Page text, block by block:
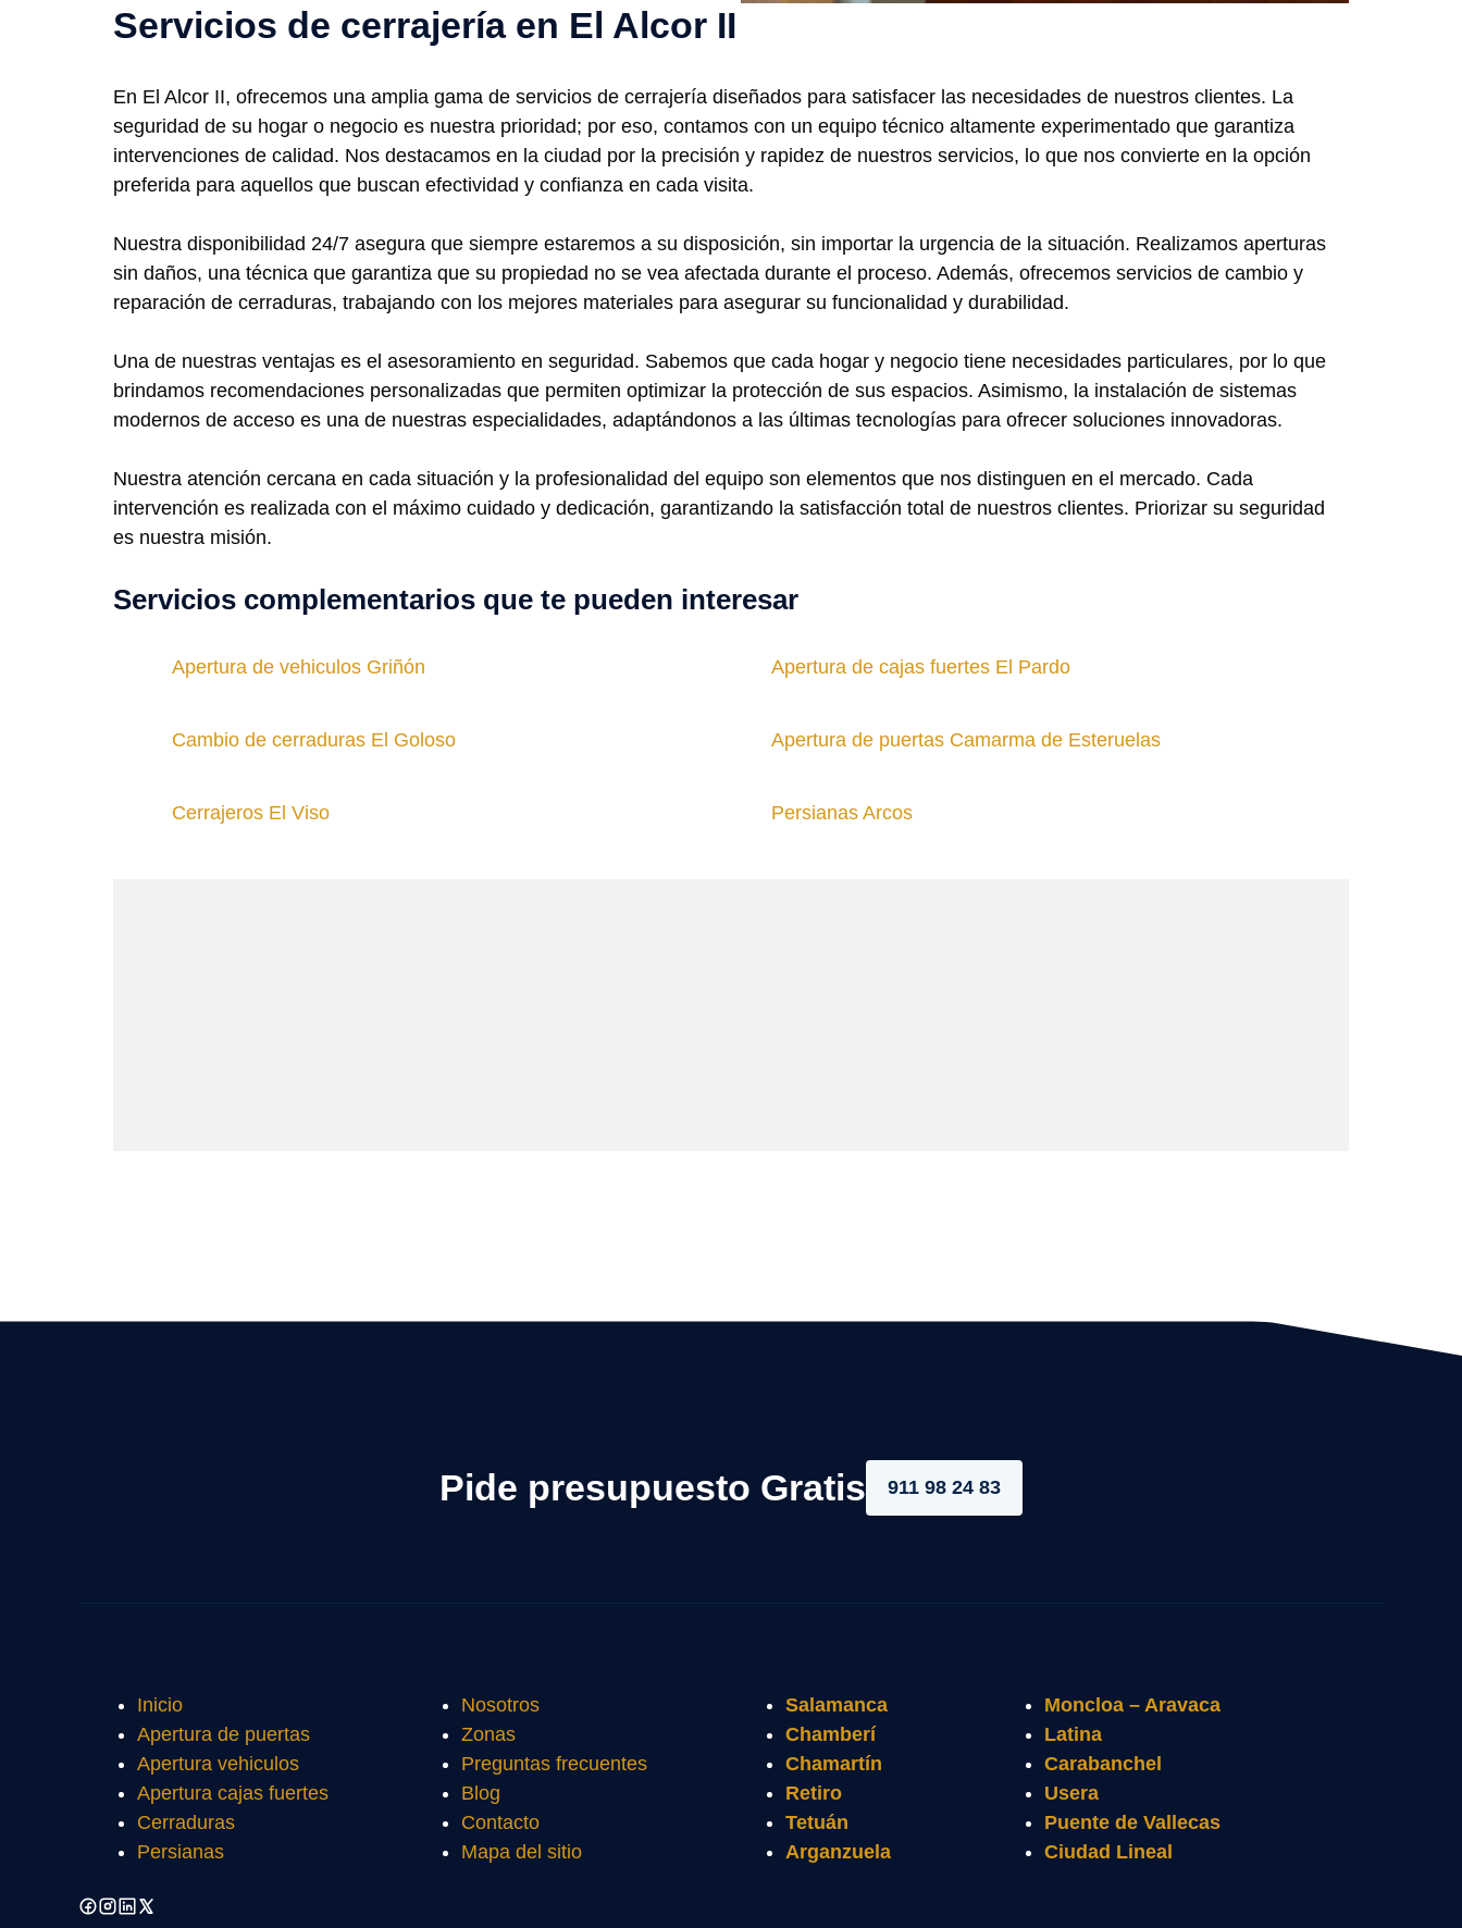
Servicios de cerrajería en El Alcor II
En El Alcor II, ofrecemos una amplia gama de servicios de cerrajería diseñados para satisfacer las necesidades de nuestros clientes. La
seguridad de su hogar o negocio es nuestra prioridad; por eso, contamos con un equipo técnico altamente experimentado que garantiza
intervenciones de calidad. Nos destacamos en la ciudad por la precisión y rapidez de nuestros servicios, lo que nos convierte en la opción
preferida para aquellos que buscan efectividad y confianza en cada visita.
Nuestra disponibilidad 24/7 asegura que siempre estaremos a su disposición, sin importar la urgencia de la situación. Realizamos aperturas
sin daños, una técnica que garantiza que su propiedad no se vea afectada durante el proceso. Además, ofrecemos servicios de cambio y
reparación de cerraduras, trabajando con los mejores materiales para asegurar su funcionalidad y durabilidad.
Una de nuestras ventajas es el asesoramiento en seguridad. Sabemos que cada hogar y negocio tiene necesidades particulares, por lo que
brindamos recomendaciones personalizadas que permiten optimizar la protección de sus espacios. Asimismo, la instalación de sistemas
modernos de acceso es una de nuestras especialidades, adaptándonos a las últimas tecnologías para ofrecer soluciones innovadoras.
Nuestra atención cercana en cada situación y la profesionalidad del equipo son elementos que nos distinguen en el mercado. Cada
intervención es realizada con el máximo cuidado y dedicación, garantizando la satisfacción total de nuestros clientes. Priorizar su seguridad
es nuestra misión.
Servicios complementarios que te pueden interesar
Apertura de vehiculos Griñón Apertura de cajas fuertes El Pardo
Cambio de cerraduras El Goloso Apertura de puertas Camarma de Esteruelas
Cerrajeros El Viso Persianas Arcos
Pide presupuesto Gratis 911 98 24 83
Inicio
Apertura de puertas
Apertura vehiculos
Apertura cajas fuertes
Cerraduras
Persianas
Nosotros
Zonas
Preguntas frecuentes
Blog
Contacto
Mapa del sitio
Salamanca
Chamberí
Chamartín
Retiro
Tetuán
Arganzuela
Moncloa – Aravaca
Latina
Carabanchel
Usera
Puente de Vallecas
Ciudad Lineal